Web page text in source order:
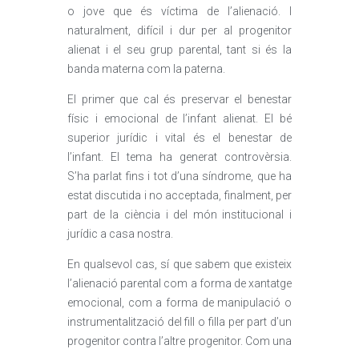
o jove que és víctima de l’alienació. I
naturalment, difícil i dur per al progenitor
alienat i el seu grup parental, tant si és la
banda materna com la paterna.
El primer que cal és preservar el benestar
físic i emocional de l’infant alienat. El bé
superior jurídic i vital és el benestar de
l’infant. El tema ha generat controvèrsia.
S’ha parlat fins i tot d’una síndrome, que ha
estat discutida i no acceptada, finalment, per
part de la ciència i del món institucional i
jurídic a casa nostra.
En qualsevol cas, sí que sabem que existeix
l’alienació parental com a forma de xantatge
emocional, com a forma de manipulació o
instrumentalització del fill o filla per part d’un
progenitor contra l’altre progenitor. Com una